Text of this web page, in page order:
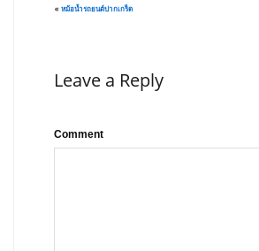
« หม้อน้ำรถยนต์ปากเกร็ด
Leave a Reply
Comment